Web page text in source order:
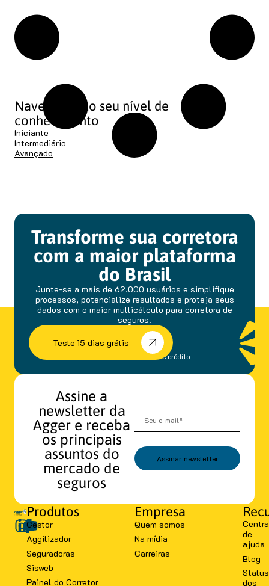
Navegue pelo seu nível de
conhecimento
Iniciante
Intermediário
Avançado
Transforme sua corretora
com a maior plataforma
do Brasil
Junte-se a mais de 62.000 usuários e simplifique
processos, potencialize resultados e proteja seus
dados com o maior multicálculo para corretora de
seguros.
Teste 15 dias grátis
sem fidelidade e cartão de crédito
Assine a
newsletter da
Agger e receba
os principais
assuntos do
mercado de
seguros
Assinar newsletter
Produtos
Gestor
Aggilizador
Seguradoras
Sisweb
Painel do Corretor
Empresa
Quem somos
Na mídia
Carreiras
de
ajuda
Blog
Status
dos